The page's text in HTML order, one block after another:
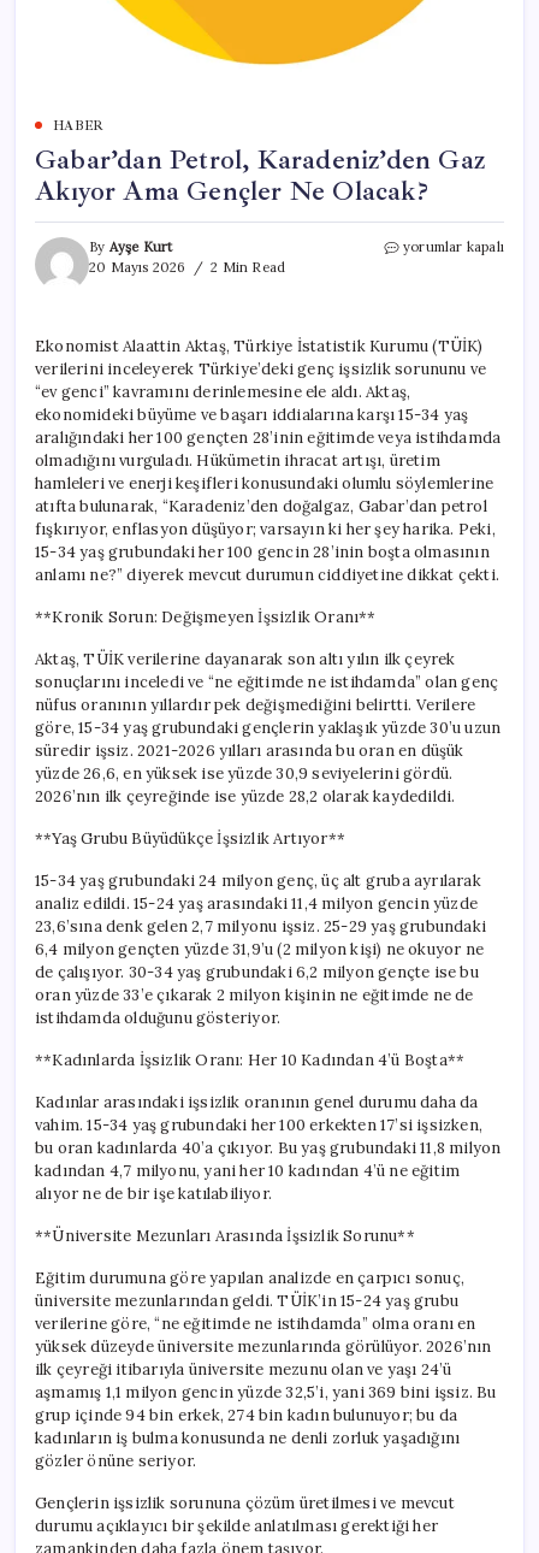
HABER
Gabar’dan Petrol, Karadeniz’den Gaz
Akıyor Ama Gençler Ne Olacak?
By Ayşe Kurt
20 Mayıs 2026
2 Min Read
Gabar’dan
Ama
Gençler
Ne
Olacak?
için
yorumlar kapalı
Ekonomist Alaattin Aktaş, Türkiye İstatistik Kurumu (TÜİK)
verilerini inceleyerek Türkiye’deki genç işsizlik sorununu ve
“ev genci” kavramını derinlemesine ele aldı. Aktaş,
ekonomideki büyüme ve başarı iddialarına karşı 15-34 yaş
aralığındaki her 100 gençten 28’inin eğitimde veya istihdamda
olmadığını vurguladı. Hükümetin ihracat artışı, üretim
hamleleri ve enerji keşifleri konusundaki olumlu söylemlerine
atıfta bulunarak, “Karadeniz’den doğalgaz, Gabar’dan petrol
fışkırıyor, enflasyon düşüyor; varsayın ki her şey harika. Peki,
15-34 yaş grubundaki her 100 gencin 28’inin boşta olmasının
anlamı ne?” diyerek mevcut durumun ciddiyetine dikkat çekti.
**Kronik Sorun: Değişmeyen İşsizlik Oranı**
Aktaş, TÜİK verilerine dayanarak son altı yılın ilk çeyrek
sonuçlarını inceledi ve “ne eğitimde ne istihdamda” olan genç
nüfus oranının yıllardır pek değişmediğini belirtti. Verilere
göre, 15-34 yaş grubundaki gençlerin yaklaşık yüzde 30’u uzun
süredir işsiz. 2021-2026 yılları arasında bu oran en düşük
yüzde 26,6, en yüksek ise yüzde 30,9 seviyelerini gördü.
2026’nın ilk çeyreğinde ise yüzde 28,2 olarak kaydedildi.
**Yaş Grubu Büyüdükçe İşsizlik Artıyor**
15-34 yaş grubundaki 24 milyon genç, üç alt gruba ayrılarak
analiz edildi. 15-24 yaş arasındaki 11,4 milyon gencin yüzde
23,6’sına denk gelen 2,7 milyonu işsiz. 25-29 yaş grubundaki
6,4 milyon gençten yüzde 31,9’u (2 milyon kişi) ne okuyor ne
de çalışıyor. 30-34 yaş grubundaki 6,2 milyon gençte ise bu
oran yüzde 33’e çıkarak 2 milyon kişinin ne eğitimde ne de
istihdamda olduğunu gösteriyor.
**Kadınlarda İşsizlik Oranı: Her 10 Kadından 4’ü Boşta**
Kadınlar arasındaki işsizlik oranının genel durumu daha da
vahim. 15-34 yaş grubundaki her 100 erkekten 17’si işsizken,
bu oran kadınlarda 40’a çıkıyor. Bu yaş grubundaki 11,8 milyon
kadından 4,7 milyonu, yani her 10 kadından 4’ü ne eğitim
alıyor ne de bir işe katılabiliyor.
**Üniversite Mezunları Arasında İşsizlik Sorunu**
Eğitim durumuna göre yapılan analizde en çarpıcı sonuç,
üniversite mezunlarından geldi. TÜİK’in 15-24 yaş grubu
verilerine göre, “ne eğitimde ne istihdamda” olma oranı en
yüksek düzeyde üniversite mezunlarında görülüyor. 2026’nın
ilk çeyreği itibarıyla üniversite mezunu olan ve yaşı 24’ü
aşmamış 1,1 milyon gencin yüzde 32,5’i, yani 369 bini işsiz. Bu
grup içinde 94 bin erkek, 274 bin kadın bulunuyor; bu da
kadınların iş bulma konusunda ne denli zorluk yaşadığını
gözler önüne seriyor.
Gençlerin işsizlik sorununa çözüm üretilmesi ve mevcut
durumu açıklayıcı bir şekilde anlatılması gerektiği her